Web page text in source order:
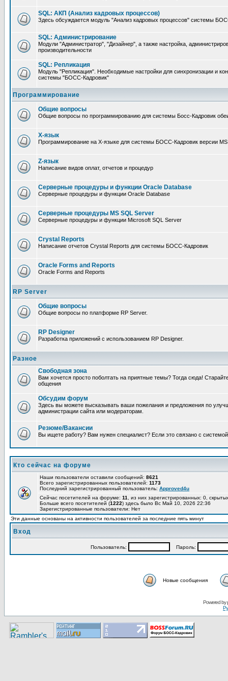
SQL: АКП (Анализ кадровых процессов)
Здесь обсуждается модуль "Анализ кадровых процессов" системы
SQL: Администрирование
Модули "Администратор", "Дизайнер", а также настройка,
производительности
SQL: Репликация
Модуль "Репликация". Необходимые настройки для синхронизации и
системы "БОСС-Кадровик"
Программирование
Общие вопросы
Общие вопросы по программированию для системы Босс-Кадровик
X-язык
Программирование на X-языке для системы БОСС-Кадровик версии
Z-язык
Написание видов оплат, отчетов и процедур
Серверные процедуры и функции Oracle Database
Серверные процедуры и функции Oracle Database
Серверные процедуры MS SQL Server
Серверные процедуры и функции Microsoft SQL Server
Crystal Reports
Написание отчетов Crystal Reports для системы БОСС-Кадровик
Oracle Forms and Reports
Oracle Forms and Reports
RP Server
Общие вопросы
Общие вопросы по платформе RP Server.
RP Designer
Разработка приложений с использованием RP Designer.
Разное
Свободная зона
Вам хочется просто поболтать на приятные темы? Тогда сюда!
общения
Обсудим форум
Здесь вы можете высказывать ваши пожелания и предложения по
администрации сайта или модераторам.
Резюме/Вакансии
Вы ищете работу? Вам нужен специалист? Если это связано с
Кто сейчас на форуме
Наши пользователи оставили сообщений: 8621
Всего зарегистрированных пользователей: 1173
Последний зарегистрированный пользователь: Approved4u
Сейчас посетителей на форуме: 11
, из них зарегистрированных: 0,
Больше всего посетителей (1222) здесь было Вс Май 10, 2026 22:36
Зарегистрированные пользователи: Нет
Эти данные основаны на активности пользователей за последние пять минут
Вход
Пользoватeль: Пaрoль:
Новые сообщения
Pоwerеd by